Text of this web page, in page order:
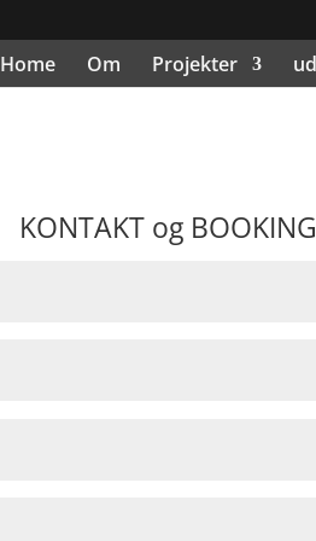
Home Om Projekter
KONTAKT og BOOKING